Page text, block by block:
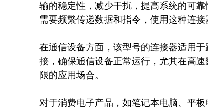
输的稳定性，减少干扰，提高系统的可
需要频繁传递数据和指令，使用这种连
在通信设备方面，该型号的连接器适用
接，确保通信设备正常运行，尤其在高
限的应用场合。
对于消费电子产品，如笔记本电脑、平